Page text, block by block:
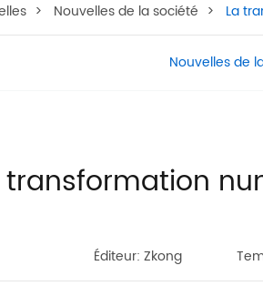
Nouvelles de la société La
Nouvelles de
transformation
Éditeur: Zkong